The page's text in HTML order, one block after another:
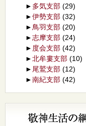
► 多気支部 (29)
►伊勢支部 (32)
► 鳥羽支部 (20)
►志摩支部 (24)
► 度会支部 (42)
►北牟婁支部 (10)
► 尾鷲支部 (12)
►南紀支部 (42)